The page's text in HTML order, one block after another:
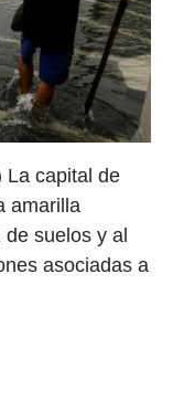
La capital de
amarilla
suelos y al
asociadas a